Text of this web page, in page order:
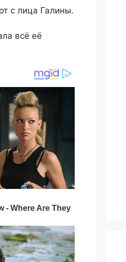
с лица Галины.
всё её